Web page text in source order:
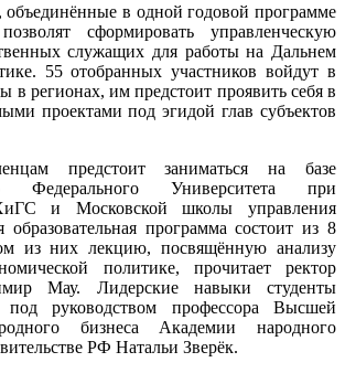
в одной годовой программе
сформировать управленческую
служащих для работы на Дальнем
55 отобранных участников войдут в
в регионах, им предстоит проявить себя в
проектами под эгидой глав субъектов
предстоит заниматься на базе
Федерального Университета при
и Московской школы управления
образовательная программа состоит из 8
из них лекцию, посвящённую анализу
политике, прочитает ректор
Мау. Лидерские навыки студенты
под руководством профессора Высшей
бизнеса Академии народного
РФ Натальи Зверёк.